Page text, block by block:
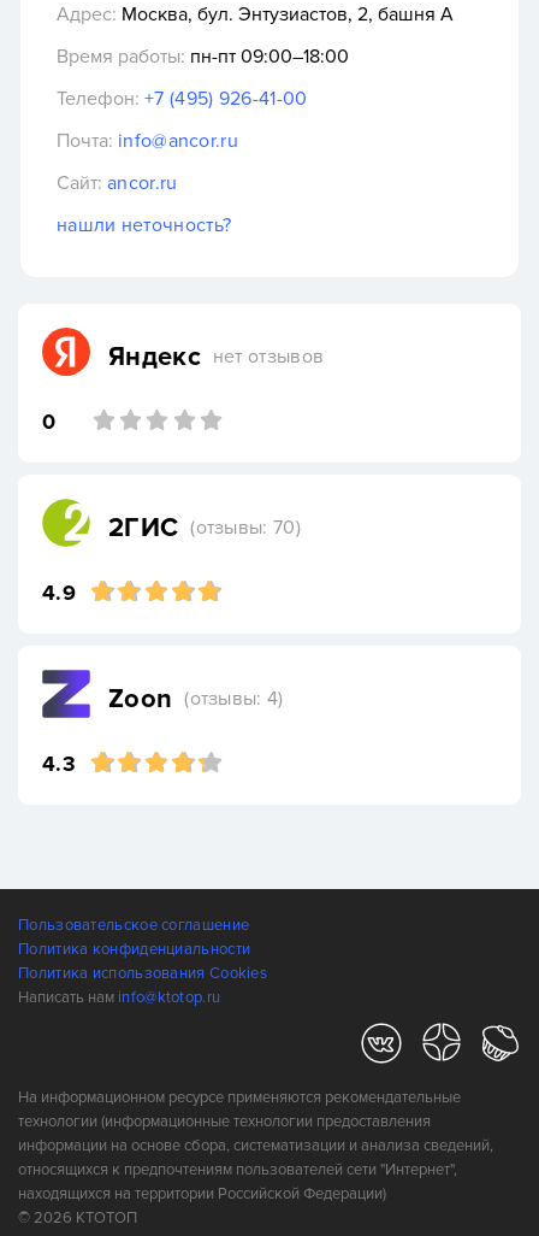
Адрес: Москва, бул. Энтузиастов, 2, башня А
Время работы: пн-пт 09:00–18:00
Телефон: +7 (495) 926-41-00
Почта: info@ancor.ru
Сайт: ancor.ru
нашли неточность?
Яндекс нет отзывов
0
2ГИС (отзывы: 70)
4.9
Zoon (отзывы: 4)
4.3
Пользовательское соглашение
Политика конфиденциальности
Политика использования Cookies
Написать нам info@ktotop.ru
На информационном ресурсе применяются рекомендательные
технологии (информационные технологии предоставления
информации на основе сбора, систематизации и анализа сведений,
относящихся к предпочтениям пользователей сети "Интернет",
находящихся на территории Российской Федерации)
© 2026 КТОТОП